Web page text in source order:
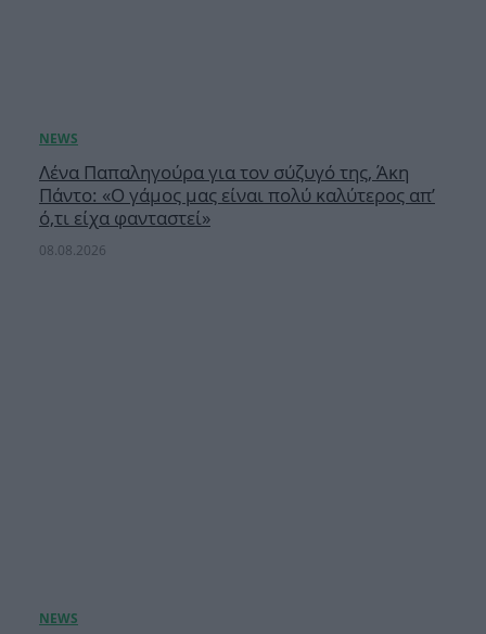
Λένα Παπαληγούρα για τον σύζυγό της, Άκη
Πάντο: «Ο γάμος μας είναι πολύ καλύτερος απ’
ό,τι είχα φανταστεί»
08.08.2026